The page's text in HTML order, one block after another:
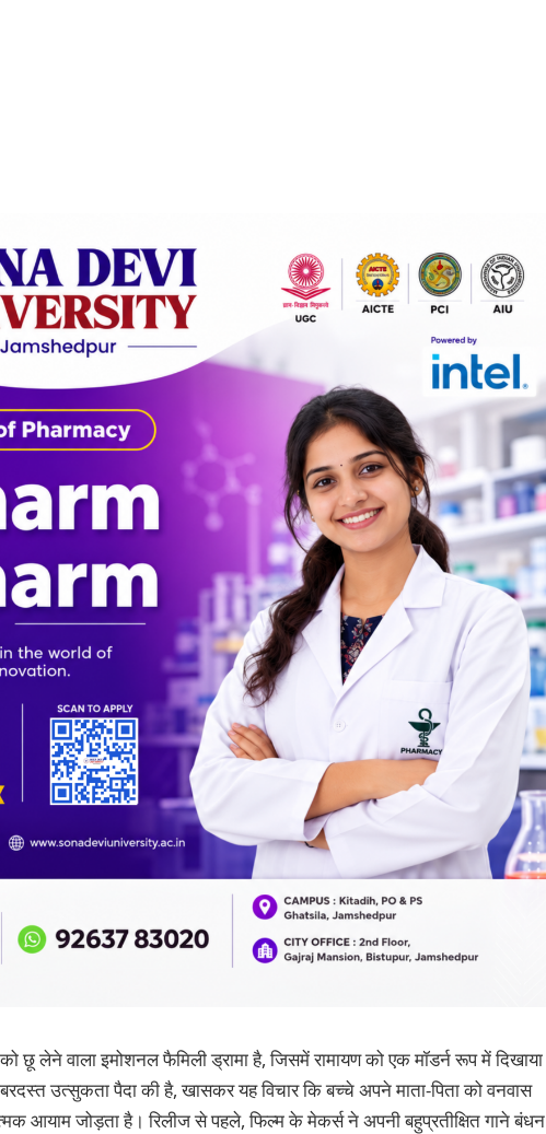
छू लेने वाला इमोशनल फैमिली ड्रामा है, जिसमें रामायण को एक मॉडर्न रूप में दिखाया
उत्सुकता पैदा की है, खासकर यह विचार कि बच्चे अपने माता-पिता को वनवास
आयाम जोड़ता है। रिलीज से पहले, फिल्म के मेकर्स ने अपनी बहुप्रतीक्षित गाने बंधन